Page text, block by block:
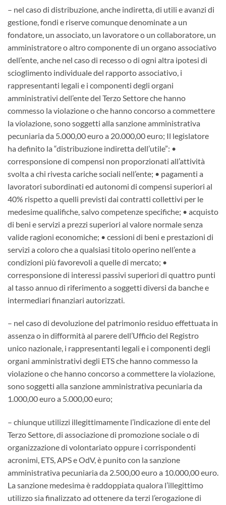
– nel caso di distribuzione, anche indiretta, di utili e avanzi di
gestione, fondi e riserve comunque denominate a un
fondatore, un associato, un lavoratore o un collaboratore, un
amministratore o altro componente di un organo associativo
dell’ente, anche nel caso di recesso o di ogni altra ipotesi di
scioglimento individuale del rapporto associativo, i
rappresentanti legali e i componenti degli organi
amministrativi dell’ente del Terzo Settore che hanno
commesso la violazione o che hanno concorso a commettere
la violazione, sono soggetti alla sanzione amministrativa
pecuniaria da 5.000,00 euro a 20.000,00 euro; Il legislatore
ha definito la “distribuzione indiretta dell’utile”: •
corresponsione di compensi non proporzionati all’attività
svolta a chi rivesta cariche sociali nell’ente; • pagamenti a
lavoratori subordinati ed autonomi di compensi superiori al
40% rispetto a quelli previsti dai contratti collettivi per le
medesime qualifiche, salvo competenze specifiche; • acquisto
di beni e servizi a prezzi superiori al valore normale senza
valide ragioni economiche; • cessioni di beni e prestazioni di
servizi a coloro che a qualsiasi titolo operino nell’ente a
condizioni più favorevoli a quelle di mercato; •
corresponsione di interessi passivi superiori di quattro punti
al tasso annuo di riferimento a soggetti diversi da banche e
intermediari finanziari autorizzati.
– nel caso di devoluzione del patrimonio residuo effettuata in
assenza o in difformità al parere dell’Ufficio del Registro
unico nazionale, i rappresentanti legali e i componenti degli
organi amministrativi degli ETS che hanno commesso la
violazione o che hanno concorso a commettere la violazione,
sono soggetti alla sanzione amministrativa pecuniaria da
1.000,00 euro a 5.000,00 euro;
– chiunque utilizzi illegittimamente l’indicazione di ente del
Terzo Settore, di associazione di promozione sociale o di
organizzazione di volontariato oppure i corrispondenti
acronimi, ETS, APS e OdV, è punito con la sanzione
amministrativa pecuniaria da 2.500,00 euro a 10.000,00 euro.
La sanzione medesima è raddoppiata qualora l’illegittimo
utilizzo sia finalizzato ad ottenere da terzi l’erogazione di